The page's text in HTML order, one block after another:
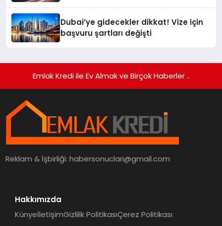
Dubai’ye gidecekler dikkat! Vize için
başvuru şartları değişti
Emlak Kredi ile Ev Almak ve Birçok Haberler ..
Reklam & İşbirliği:habersonuclari@gmail.com
Hakkımızda
KünyeİletişimGizlilik PolitikasıÇerez Politikası